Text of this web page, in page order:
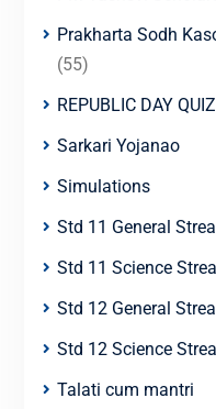
Prakharta Sodh
(55)
REPUBLIC DAY QUIZ
Sarkari Yojanao
Simulations
Std 11 General
Std 11 Science
Std 12 General
Std 12 Science
Talati cum mantri